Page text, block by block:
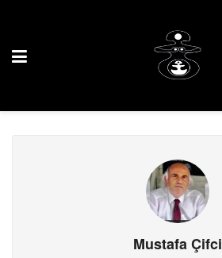
Mustafa Çifci